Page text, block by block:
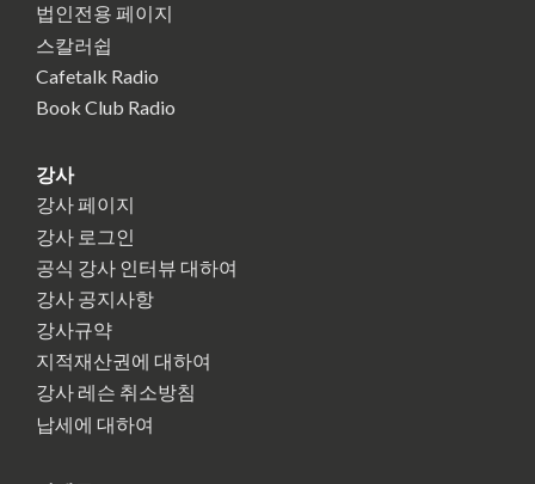
법인전용 페이지
스칼러쉽
Cafetalk Radio
Book Club Radio
강사
강사 페이지
강사 로그인
공식 강사 인터뷰 대하여
강사 공지사항
강사규약
지적재산권에 대하여
강사 레슨 취소방침
납세에 대하여